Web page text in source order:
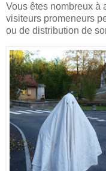
Vous êtes nombreux
visiteurs promeneurs
ou de distribution de